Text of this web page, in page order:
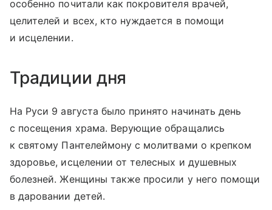
особенно почитали как покровителя врачей,
целителей и всех, кто нуждается в помощи
и исцелении.
Традиции дня
На Руси 9 августа было принято начинать день
с посещения храма. Верующие обращались
к святому Пантелеймону с молитвами о крепком
здоровье, исцелении от телесных и душевных
болезней. Женщины также просили у него помощи
в даровании детей.